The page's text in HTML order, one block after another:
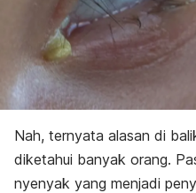
Nah, ternyata alasan di
diketahui banyak orang.
nyenyak yang menjadi